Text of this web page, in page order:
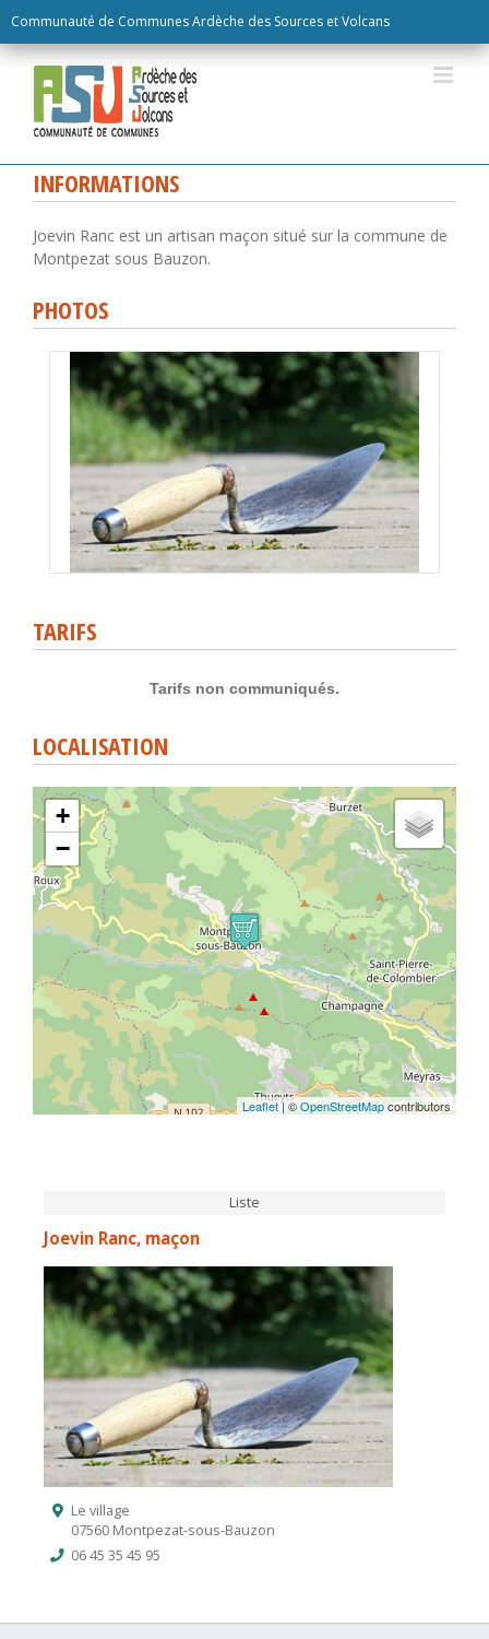
Communauté de Communes Ardèche des Sources et Volcans
to
content
INFORMATIONS
Joevin Ranc est un artisan maçon situé sur la commune de
Montpezat sous Bauzon.
PHOTOS
TARIFS
Tarifs non communiqués.
LOCALISATION
+
−
Leaflet| ©OpenStreetMapcontributors
Liste
Joevin Ranc, maçon
Le village
07560 Montpezat-sous-Bauzon
06 45 35 45 95